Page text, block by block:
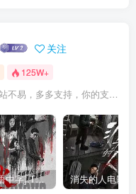
关注
125W+
迅雷电影天堂创始人,网站不易，多多支持，你的支持，是我前进的动力！
火遮眼[国语中字].The.Furious.2026.1080p+2160p高清下载